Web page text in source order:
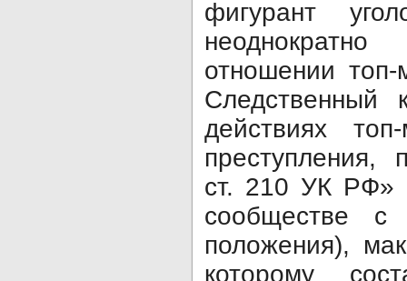
фигурант
отношении
Следственный
действиях
преступления,
ст. 210 УК РФ»
сообществе с
положения),
которому